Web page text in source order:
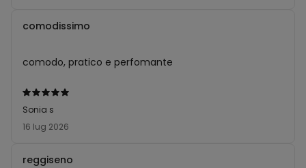
Valutato
5
su
16 lug 2026
Sonia s
comodissimo
comodo, pratico e perfomante
reggiseno